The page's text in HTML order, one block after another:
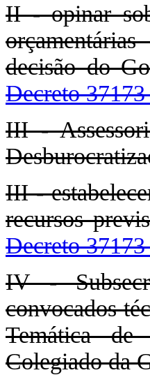
II - opinar
decisão do
Decreto
III -
III -
recursos
Decreto
IV -
convocados
Temática de
Colegiado da